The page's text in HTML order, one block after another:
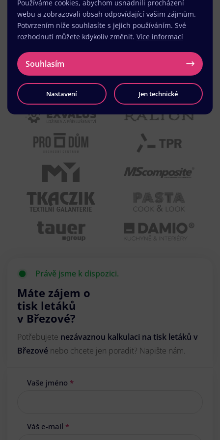
Právě jsme k dispozici.
Máte zájem o
tisk letáků
v Březové?
Potřebujete nezávaznou kalkulaci na tisk letáků v
Březové nebo chcete jen poradit? Napište nám.
Vaše jméno *
Váš e-mail *
Používáme cookies, abychom usnadnili procházení
webu a zobrazovali obsah odpovídající vašim zájmům.
Potvrzením níže souhlasíte s jejich používáním. Své
rozhodnutí můžete kdykoliv změnit. Více informací
Souhlasím
Nastavení Jen technické